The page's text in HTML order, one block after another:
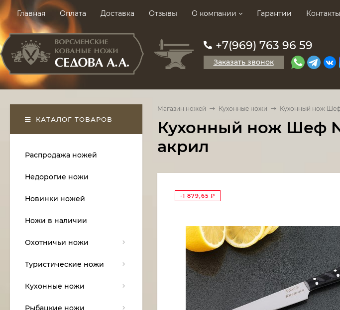
Главная Оплата Доставка Отзывы О компании Гарантии Контакты
+7(969) 763 96 59
Заказать звонок
Магазин ножей Кухонные ножи Кухонный нож Шеф
Кухонный нож Шеф
акрил
-1 879,65 ₽
КАТАЛОГ ТОВАРОВ
Распродажа ножей
Недорогие ножи
Новинки ножей
Ножи в наличии
Охотничьи ножи
Туристические ножи
Кухонные ножи
Рыбацкие ножи